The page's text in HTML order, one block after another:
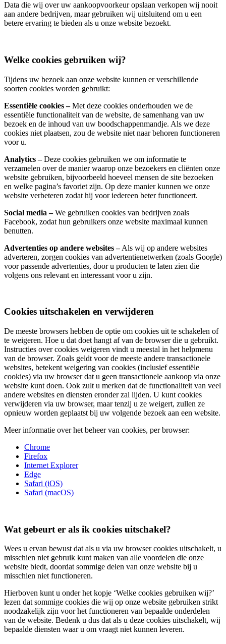
Data die wij over uw aankoopvoorkeur opslaan verkopen wij nooit
aan andere bedrijven, maar gebruiken wij uitsluitend om u een
betere ervaring te bieden als u onze website bezoekt.
Welke cookies gebruiken wij?
Tijdens uw bezoek aan onze website kunnen er verschillende
soorten cookies worden gebruikt:
Essentiële cookies –Met deze cookies onderhouden we de
essentiële functionaliteit van de website, de samenhang van uw
bezoek en de inhoud van uw boodschappenmandje. Als we deze
cookies niet plaatsen, zou de website niet naar behoren functioneren
voor u.
Analytics –Deze cookies gebruiken we om informatie te
verzamelen over de manier waarop onze bezoekers en cliënten onze
website gebruiken, bijvoorbeeld hoeveel mensen de site bezoeken
en welke pagina’s favoriet zijn. Op deze manier kunnen we onze
website verbeteren zodat hij voor iedereen beter functioneert.
Social media –We gebruiken cookies van bedrijven zoals
Facebook, zodat hun gebruikers onze website maximaal kunnen
benutten.
Advertenties op andere websites –Als wij op andere websites
adverteren, zorgen cookies van advertentienetwerken (zoals Google)
voor passende advertenties, door u producten te laten zien die
volgens ons relevant en interessant voor u zijn.
Cookies uitschakelen en verwijderen
De meeste browsers hebben de optie om cookies uit te schakelen of
te weigeren. Hoe u dat doet hangt af van de browser die u gebruikt.
Instructies over cookies weigeren vindt u meestal in het helpmenu
van de browser. Zoals geldt voor de meeste andere transactionele
websites, betekent weigering van cookies (inclusief essentiële
cookies) via uw browser dat u geen transactionele aankoop via onze
website kunt doen. Ook zult u merken dat de functionaliteit van veel
andere websites en diensten eronder zal lijden. U kunt cookies
verwijderen via uw browser, maar tenzij u ze weigert, zullen ze
opnieuw worden geplaatst bij uw volgende bezoek aan een website.
Meer informatie over het beheer van cookies, per browser:
Chrome
Firefox
Internet Explorer
Edge
Safari (iOS)
Safari (macOS)
Wat gebeurt er als ik cookies uitschakel?
Wees u ervan bewust dat als u via uw browser cookies uitschakelt, u
misschien niet gebruik kunt maken van alle voordelen die onze
website biedt, doordat sommige delen van onze website bij u
misschien niet functioneren.
Hierboven kunt u onder het kopje ‘Welke cookies gebruiken wij?’
lezen dat sommige cookies die wij op onze website gebruiken strikt
noodzakelijk zijn voor het functioneren van bepaalde onderdelen
van de website. Bedenk u dus dat als u deze cookies uitschakelt, wij
bepaalde diensten waar u om vraagt niet kunnen leveren.